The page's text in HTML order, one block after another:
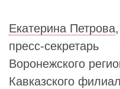
Екатерина Петрова,
пресс-секретарь
Воронежского
Кавказского